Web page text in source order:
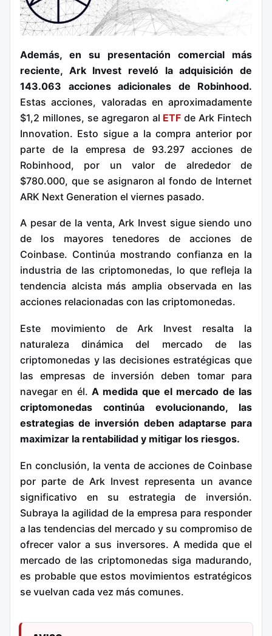
Además, en su presentación comercial más
reciente, Ark Invest reveló la adquisición de
143.063 acciones adicionales de Robinhood.
Estas acciones, valoradas en aproximadamente
$1,2 millones, se agregaron al ETF de Ark Fintech
Innovation. Esto sigue a la compra anterior por
parte de la empresa de 93.297 acciones de
Robinhood, por un valor de alrededor de
$780.000, que se asignaron al fondo de Internet
ARK Next Generation el viernes pasado.
A pesar de la venta, Ark Invest sigue siendo uno
de los mayores tenedores de acciones de
Coinbase. Continúa mostrando confianza en la
industria de las criptomonedas, lo que refleja la
tendencia alcista más amplia observada en las
acciones relacionadas con las criptomonedas.
Este movimiento de Ark Invest resalta la
naturaleza dinámica del mercado de las
criptomonedas y las decisiones estratégicas que
las empresas de inversión deben tomar para
navegar en él. A medida que el mercado de las
criptomonedas continúa evolucionando, las
estrategias de inversión deben adaptarse para
maximizar la rentabilidad y mitigar los riesgos.
En conclusión, la venta de acciones de Coinbase
por parte de Ark Invest representa un avance
significativo en su estrategia de inversión.
Subraya la agilidad de la empresa para responder
a las tendencias del mercado y su compromiso de
ofrecer valor a sus inversores. A medida que el
mercado de las criptomonedas siga madurando,
es probable que estos movimientos estratégicos
se vuelvan cada vez más comunes.